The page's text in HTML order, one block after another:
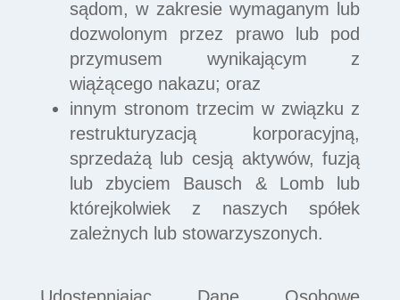
sądom, w zakresie wymaganym lub
dozwolonym przez prawo lub pod
przymusem wynikającym z
wiążącego nakazu; oraz
innym stronom trzecim w związku z
restrukturyzacją korporacyjną,
sprzedażą lub cesją aktywów, fuzją
lub zbyciem Bausch & Lomb lub
którejkolwiek z naszych spółek
zależnych lub stowarzyszonych.